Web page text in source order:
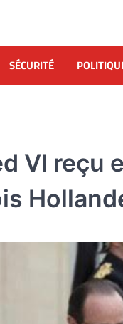
SÉCURITÉ
VI reçu